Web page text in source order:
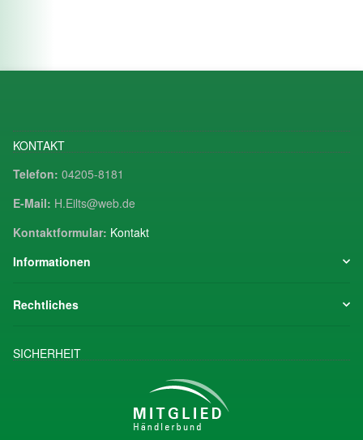
KONTAKT
Telefon: 04205-8181
E-Mail: H.Eilts@web.de
Kontaktformular: Kontakt
Informationen
Rechtliches
SICHERHEIT